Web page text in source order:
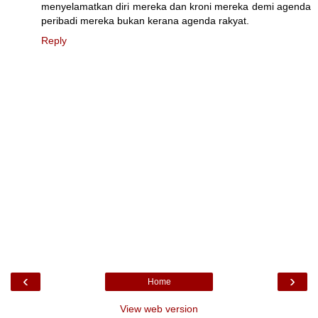
menyelamatkan diri mereka dan kroni mereka demi agenda
peribadi mereka bukan kerana agenda rakyat.
Reply
‹ ›
Home
View web version